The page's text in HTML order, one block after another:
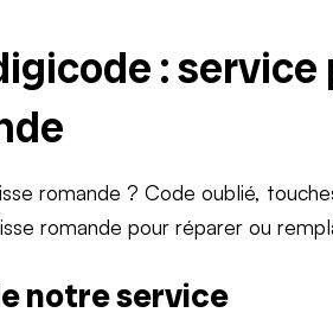
:
romande ? Code oublié,
romande pour réparer ou
notre service